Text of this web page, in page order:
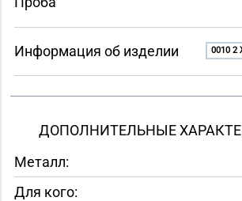
Информация об изделии 0010 2
ДОПОЛНИТЕЛЬНЫЕ
Металл:
Для кого: